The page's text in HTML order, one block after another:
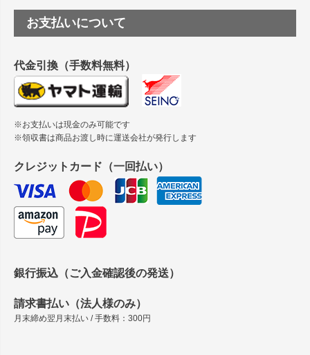
つや消し半透明ラベルのロールタイプはありますか？
縦420mm×横650mmの包装紙に適した紙はありますか？
ップ
お支払いについて
代金引換（手数料無料）
※お支払いは現金のみ可能です
※領収書は商品お渡し時に運送会社が発行します
クレジットカード（一回払い）
銀行振込（ご入金確認後の発送）
請求書払い（法人様のみ）
月末締め翌月末払い / 手数料：300円